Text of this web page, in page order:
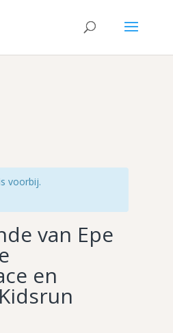
voorbij.
van Epe
en